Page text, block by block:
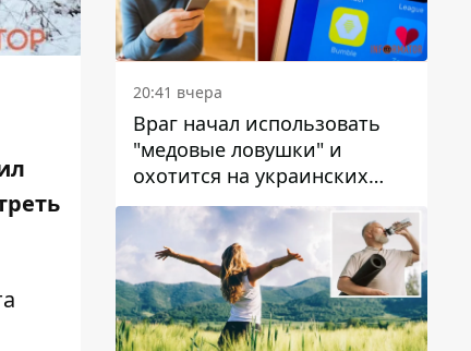
20:41 вчера
Враг начал использовать
"медовые ловушки" и
охотится на украинских
военнослужащих